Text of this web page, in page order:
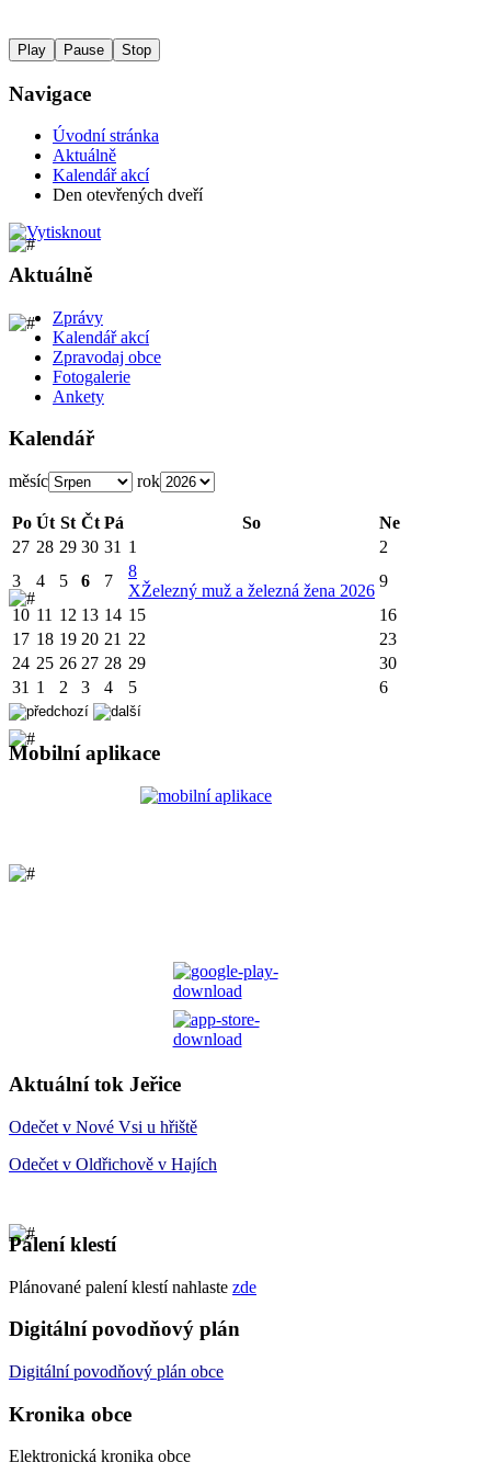
Play Pause Stop
Navigace
Úvodní stránka
Aktuálně
Kalendář akcí
Den otevřených dveří
Aktuálně
Zprávy
Kalendář akcí
Zpravodaj obce
Fotogalerie
Ankety
Kalendář
měsíc rok
Po Út St Čt Pá So
Ne
27 28 29 30 31 1
2
3
4 5 6 7
8
XŽelezný muž a železná žena 2026
9
10 11 12 13 14 15
16
17 18 19 20 21 22
23
24 25 26 27 28 29
30
31 1 2 3 4 5 6
Mobilní aplikace
Aktuální tok Jeřice
Odečet v Nové Vsi u hřiště
Odečet v Oldřichově v Hajích
Pálení klestí
Plánované palení klestí nahlaste zde
Digitální povodňový plán
Digitálnípovodňový plán obce
Kronika obce
Elektronická kronika obce